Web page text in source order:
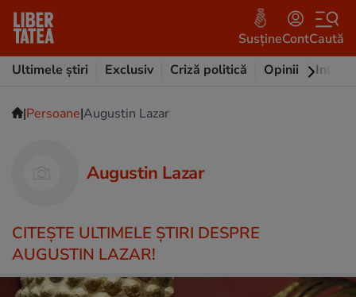
SusțineContCaută
Ultimele știri
Exclusiv Criză politică Opinii
|Persoane|Augustin Lazar
Augustin Lazar
CITEŞTE ULTIMELE ŞTIRI DESPRE
AUGUSTIN LAZAR!